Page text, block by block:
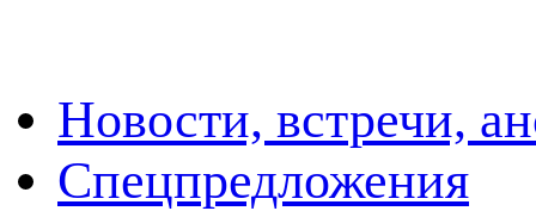
Новости, встречи,
Спецпредложения